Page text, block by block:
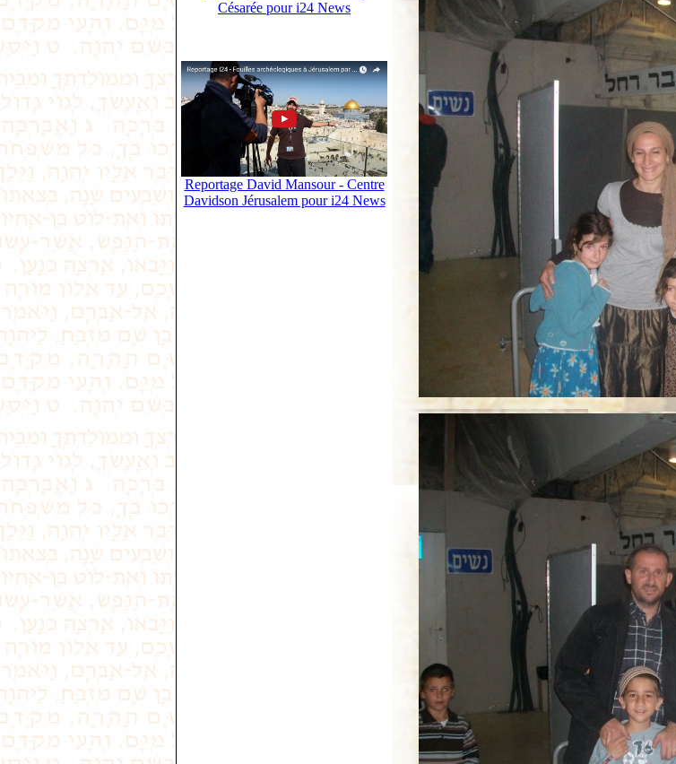
Césarée pour i24 News
Reportage David Mansour - Centre
Davidson Jérusalem pour i24 News